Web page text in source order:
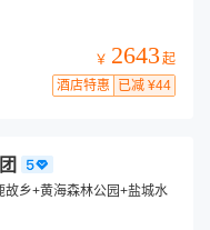
￥ 2643 起
酒店特惠
已减 ¥44
故乡+黄海森林公园+盐城水